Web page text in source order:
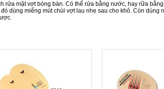
rửa mặt vợt bóng bàn. Có thể rửa bằng nước, hay rữa
dùng miếng mút chùi vợt lau nhẹ sau cho khô. Còn dùng